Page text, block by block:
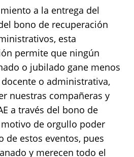
a la entrega del
bono de recuperación
esta
permite que ningún
o jubilado gane menos
o administrativa,
nuestras compañeras y
a través del bono de
de orgullo poder
de estos eventos, pues
y merecen todo el